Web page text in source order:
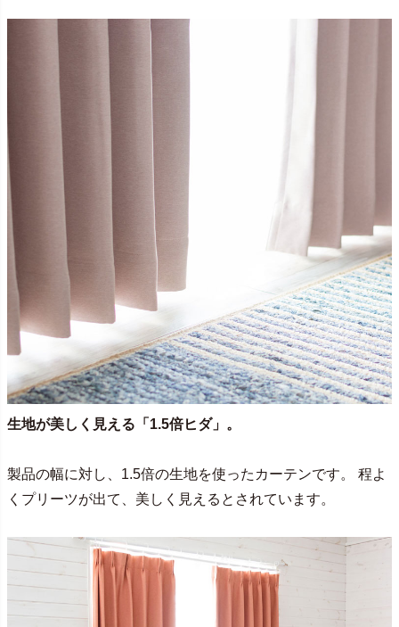
生地が美しく見える「1.5倍ヒダ」。
製品の幅に対し、1.5倍の生地を使ったカーテンです。 程よ
くプリーツが出て、美しく見えるとされています。